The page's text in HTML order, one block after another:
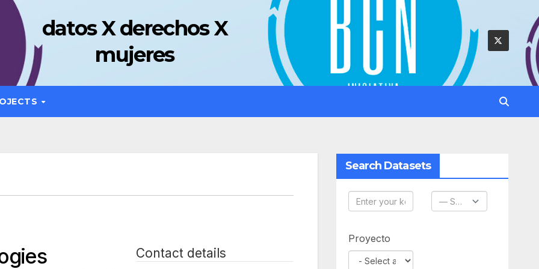
datos X derechos X
mujeres
Contact details
Search Datasets
Proyecto